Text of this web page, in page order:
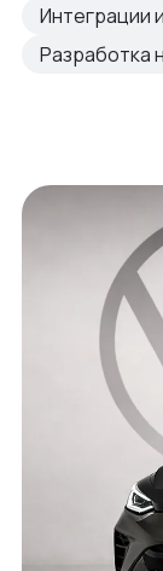
Интеграции
Разработка